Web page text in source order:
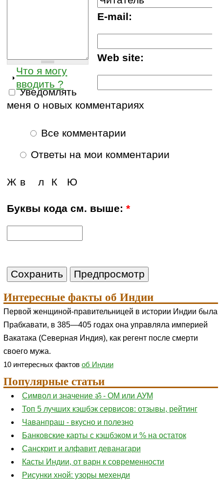
E-mail:
Web site:
Что я могу
вводить ?
Уведомлять
меня о новых комментариях
Все комментарии
Ответы на мои комментарии
л Ю
К
Ж в
Буквы кода см. выше:*
Интересные факты об Индии
Первой женщиной-правительницей в истории Индии была
Прабхавати, в 385—405 годах она управляла империей
Вакатака (Северная Индия), как регент после смерти
своего мужа.
10 интересных фактов об Индии
Популярные статьи
Символ и значение ॐ - ОМ или АУМ
Топ 5 лучших кэшбэк сервисов: отзывы, рейтинг
Чаванпраш - вкусно и полезно
Банковские карты с кэшбэком и % на остаток
Санскрит и алфавит деванагари
Касты Индии, от варн к современности
Рисунки хной: узоры мехенди